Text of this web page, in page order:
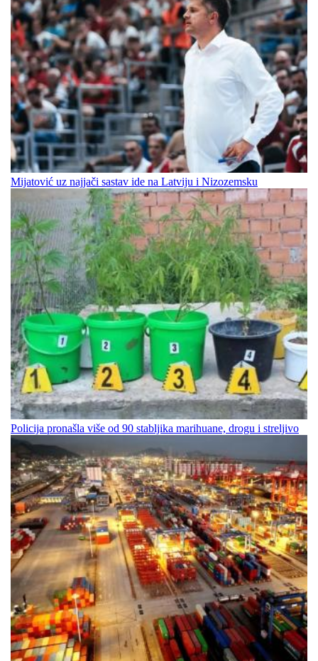
Mijatović uz najjači sastav ide na Latviju i Nizozemsku
Policija pronašla više od 90 stabljika marihuane, drogu i streljivo